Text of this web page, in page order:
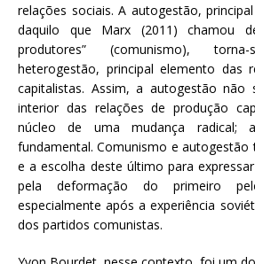
relações sociais. A autogestão,
daquilo que Marx (2011) chamou
produtores” (comunismo),
heterogestão, principal elemento das
capitalistas. Assim, a autogestão não
interior das relações de produção
núcleo de uma mudança radical;
fundamental. Comunismo e autogestão
e a escolha deste último para
pela deformação do primeiro
especialmente após a experiência
dos partidos comunistas.